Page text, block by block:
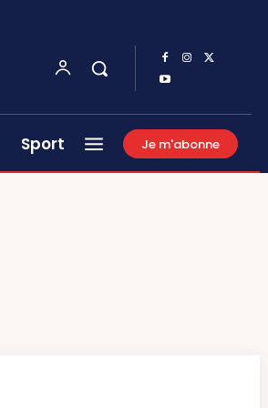
Sport Je m'abonne